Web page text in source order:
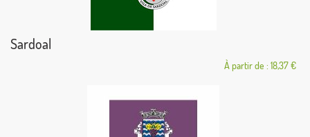
Sardoal
À partir de : 18,37 €